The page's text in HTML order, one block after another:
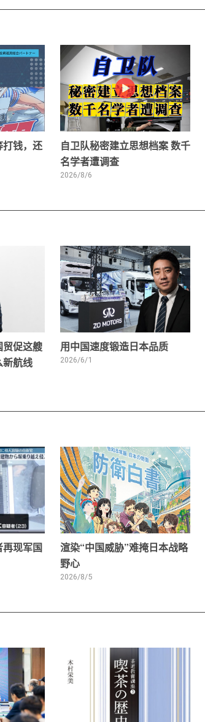
钱，还
自卫队秘密建立思想档案 数千
名学者遭调查
2026/8/6
促这艘
新航线
用中国速度锻造日本品质
2026/6/1
现军国
渲染“中国威胁”难掩日本战略
野心
2026/8/5